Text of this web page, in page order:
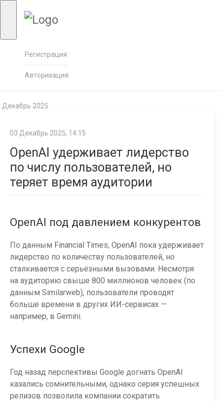
Регистрация
Авторизация
Декабрь 2025
03 Декабрь 2025, 14:15
OpenAI удерживает лидерство
по числу пользователей, но
теряет время аудитории
OpenAI под давлением конкурентов
По данным Financial Times, OpenAI пока удерживает
лидерство по количеству пользователей, но
сталкивается с серьёзными вызовами. Несмотря
на аудиторию свыше 800 миллионов человек (по
данным Similarweb), пользователи проводят
больше времени в других ИИ-сервисах —
например, в Gemini.
Успехи Google
Год назад перспективы Google догнать OpenAI
казались сомнительными, однако серия успешных
релизов позволила компании сократить